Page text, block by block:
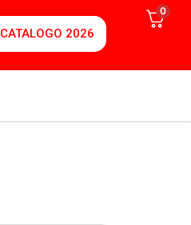
CATALOGO 2026
0